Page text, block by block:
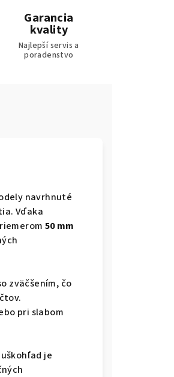
Garancia
kvality
Najlepší servis a
poradenstvo
navrhnuté
Vďaka
50 mm
zväčšením, čo
pri slabom
je